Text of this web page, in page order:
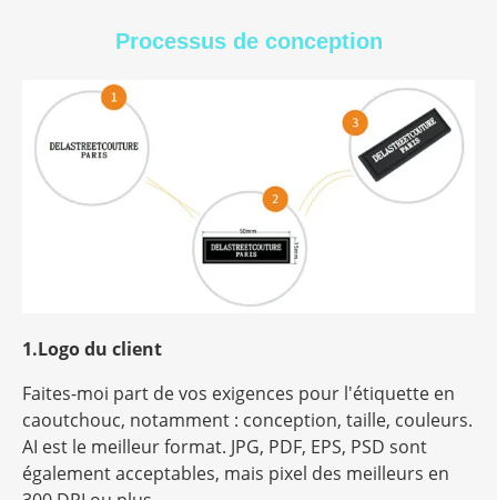
Processus de conception
1.Logo du client
Faites-moi part de vos exigences pour l'étiquette en
caoutchouc, notamment : conception, taille, couleurs.
AI est le meilleur format. JPG, PDF, EPS, PSD sont
également acceptables, mais pixel des meilleurs en